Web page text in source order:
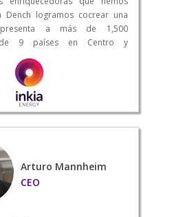
Dench logramos cocrear una
a más de 1,500
de 9 países en Centro y
Arturo Mannheim
CEO